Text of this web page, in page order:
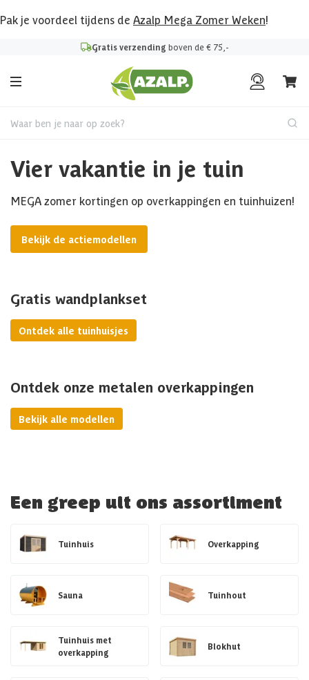
Pak je voordeel tijdens de Azalp Mega Zomer Weken!
Gratis verzending boven de € 75,-
Waar ben je naar op zoek?
Vier vakantie in je tuin
MEGA zomer kortingen op overkappingen en tuinhuizen!
Bekijk de actiemodellen
Gratis wandplankset
Ontdek alle tuinhuisjes
Ontdek onze metalen overkappingen
Bekijk alle modellen
Een greep uit ons assortiment
Tuinhuis Overkapping
Sauna Tuinhout
Tuinhuis met
overkapping
Blokhut